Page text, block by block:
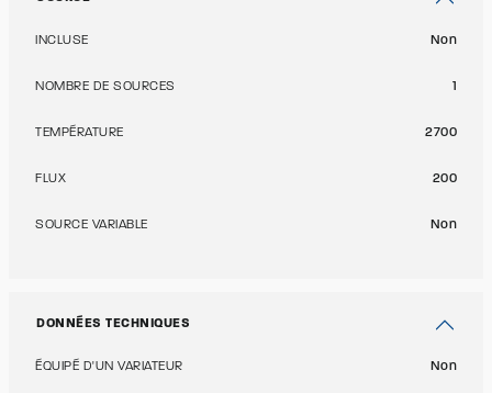
INCLUSE Non
NOMBRE DE SOURCES 1
TEMPÉRATURE 2700
FLUX 200
SOURCE VARIABLE Non
DONNÉES TECHNIQUES
ÉQUIPÉ D'UN VARIATEUR Non